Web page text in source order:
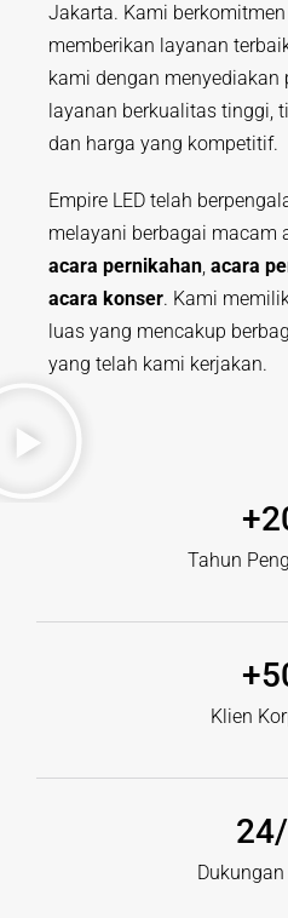
Jakarta. Kami
memberikan layanan
kami dengan menyediakan
layanan berkualitas tinggi,
dan harga yang kompetitif.
Empire LED telah
melayani berbagai macam
acara pernikahan, acara
acara konser. Kami
luas yang mencakup
yang telah kami kerjakan.
Tahun
+
Klien
+
24